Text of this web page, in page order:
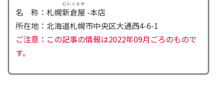
名 称：札幌新倉屋
にいくらや
-本店
所在地：北海道札幌市中央区大通西4-6-1
ご注意：この記事の情報は2022年09月ごろのもので
す。